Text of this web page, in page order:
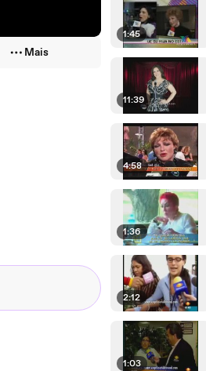
Mais
1:45
11:39
4:58
1:36
2:12
1:03